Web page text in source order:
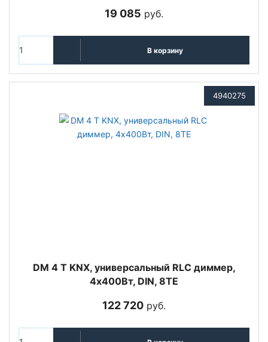
19 085 руб.
В корзину
4940275
DM 4 T KNX, универсальный RLC диммер,
4х400Вт, DIN, 8TE
122 720 руб.